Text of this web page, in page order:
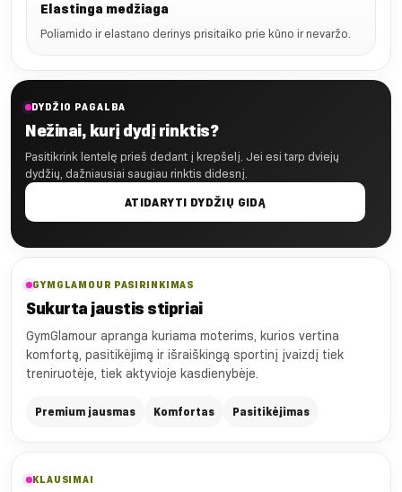
Elastinga medžiaga
Poliamido ir elastano derinys prisitaiko prie kūno ir nevaržo.
DYDŽIO PAGALBA
Nežinai, kurį dydį rinktis?
Pasitikrink lentelę prieš dedant į krepšelį. Jei esi tarp dviejų
dydžių, dažniausiai saugiau rinktis didesnį.
ATIDARYTI DYDŽIŲ GIDĄ
GYMGLAMOUR PASIRINKIMAS
Sukurta jaustis stipriai
GymGlamour apranga kuriama moterims, kurios vertina
komfortą, pasitikėjimą ir išraiškingą sportinį įvaizdį tiek
treniruotėje, tiek aktyvioje kasdienybėje.
Premium jausmas Komfortas Pasitikėjimas
KLAUSIMAI